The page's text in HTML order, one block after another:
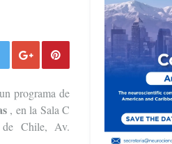
programa de
, en la Sala C
de Chile, Av.